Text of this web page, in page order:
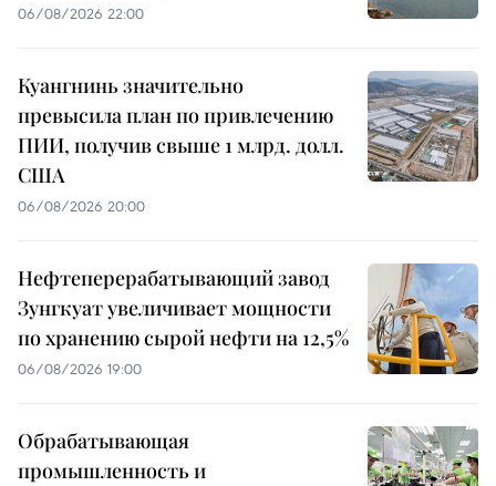
06/08/2026 22:00
Куангнинь значительно
превысила план по привлечению
ПИИ, получив свыше 1 млрд. долл.
США
06/08/2026 20:00
Нефтеперерабатывающий завод
Зунгкуат увеличивает мощности
по хранению сырой нефти на 12,5%
06/08/2026 19:00
Обрабатывающая
промышленность и